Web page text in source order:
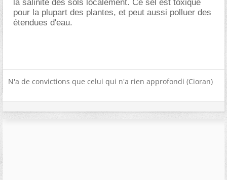
la salinité des sols localement. Ce sel est toxique
pour la plupart des plantes, et peut aussi polluer des
étendues d'eau.
N'a de convictions que celui qui n'a rien approfondi (Cioran)